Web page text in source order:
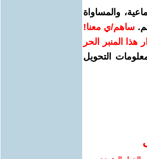
والمساواة
ساهم/ي معنا!
هذا المنبر الحر
التحويل